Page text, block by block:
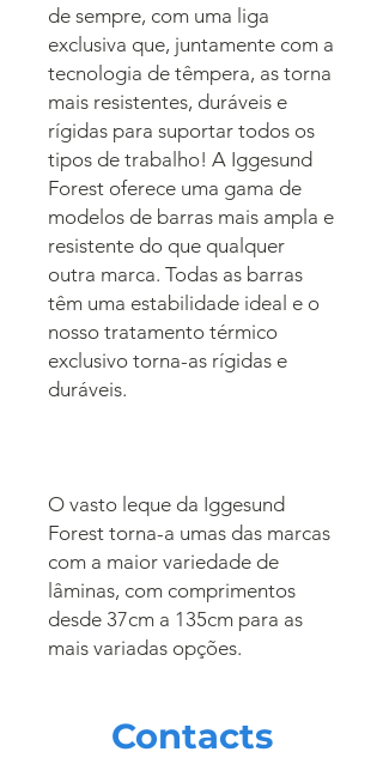
de sempre, com uma liga
exclusiva que, juntamente com a
tecnologia de têmpera, as torna
mais resistentes, duráveis ​​e
rígidas para suportar todos os
tipos de trabalho! A Iggesund
Forest oferece uma gama de
modelos de barras mais ampla e
resistente do que qualquer
outra marca. Todas as barras
têm uma estabilidade ideal e o
nosso tratamento térmico
exclusivo torna-as rígidas e
duráveis.
O vasto leque da Iggesund
Forest torna-a umas das marcas
com a maior variedade de
lâminas, com comprimentos
desde 37cm a 135cm para as
mais variadas opções.
Contacts